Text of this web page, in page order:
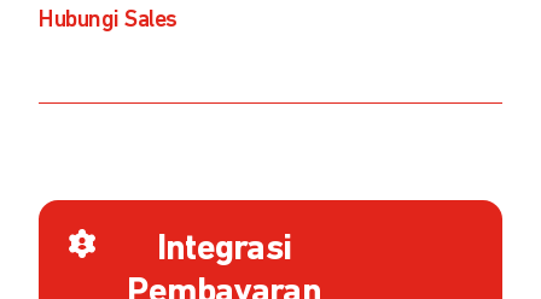
Hubungi Sales
Integrasi